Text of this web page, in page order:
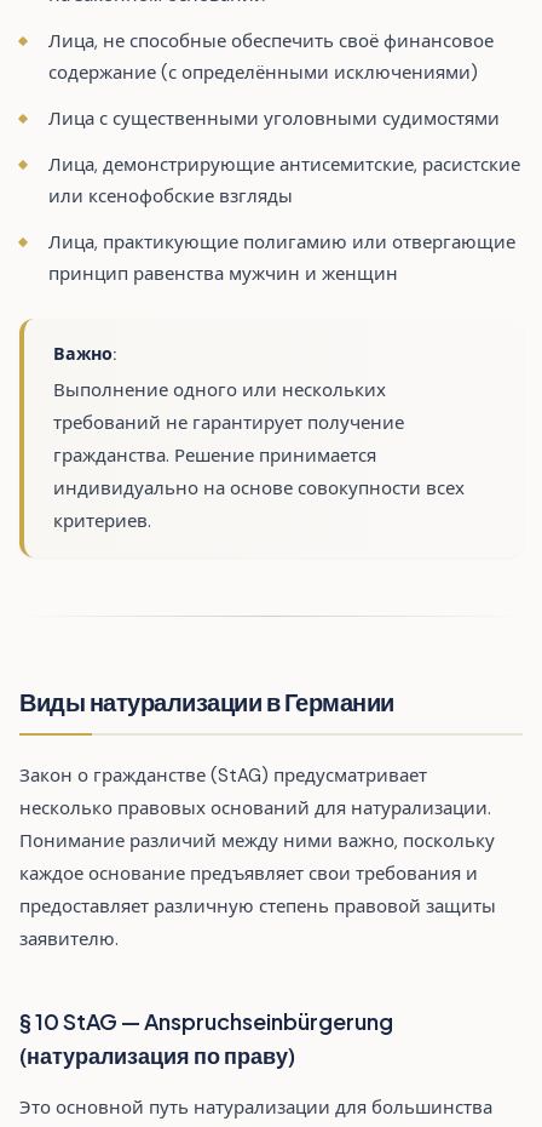
Лица, не способные обеспечить своё финансовое
содержание (с определёнными исключениями)
Лица с существенными уголовными судимостями
Лица, демонстрирующие антисемитские, расистские
или ксенофобские взгляды
Лица, практикующие полигамию или отвергающие
принцип равенства мужчин и женщин
Важно:
Выполнение одного или нескольких
требований не гарантирует получение
гражданства. Решение принимается
индивидуально на основе совокупности всех
критериев.
Виды натурализации в Германии
Закон о гражданстве (StAG) предусматривает
несколько правовых оснований для натурализации.
Понимание различий между ними важно, поскольку
каждое основание предъявляет свои требования и
предоставляет различную степень правовой защиты
заявителю.
§ 10 StAG — Anspruchseinbürgerung
(натурализация по праву)
Это основной путь натурализации для большинства